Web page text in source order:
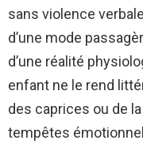
sans violence
d’une mode
d’une réalité
enfant ne le rend
des caprices ou de
tempêtes